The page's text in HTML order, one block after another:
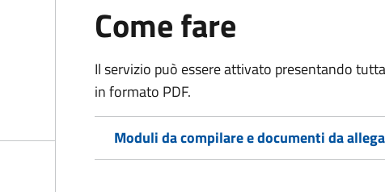
Come fare
Il servizio può essere attivato presentando
in formato PDF.
Moduli da compilare e documenti da